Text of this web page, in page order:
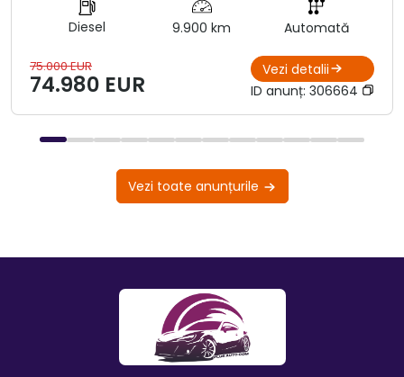
Diesel 9.900 km Automată
75.000 EUR
74.980 EUR
Vezi detalii
ID anunț: 306664
Vezi toate anunțurile